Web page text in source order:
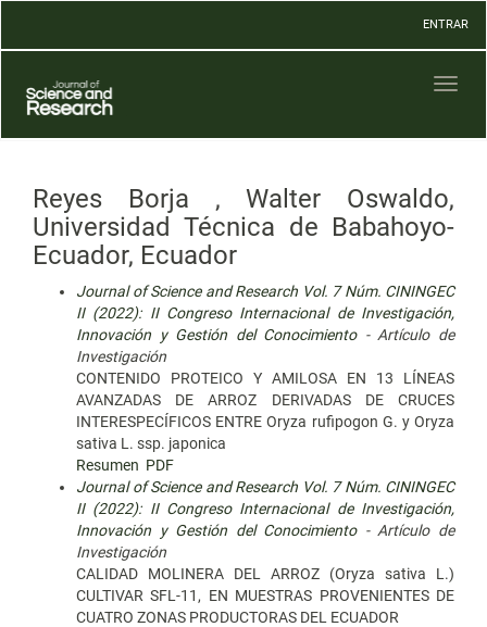
Contenido
Barra
lateral
ENTRAR
Reyes Borja , Walter Oswaldo,
Universidad Técnica de Babahoyo-
Ecuador, Ecuador
Journal of Science and Research Vol. 7 Núm. CININGEC
II (2022): II Congreso Internacional de Investigación,
Innovación y Gestión del Conocimiento- Artículo de
Investigación
CONTENIDO PROTEICO Y AMILOSA EN 13 LÍNEAS
AVANZADAS DE ARROZ DERIVADAS DE CRUCES
INTERESPECÍFICOS ENTRE Oryza rufipogon G. y Oryza
sativa L. ssp. japonica
Resumen PDF
Journal of Science and Research Vol. 7 Núm. CININGEC
II (2022): II Congreso Internacional de Investigación,
Innovación y Gestión del Conocimiento- Artículo de
Investigación
CALIDAD MOLINERA DEL ARROZ (Oryza sativa L.)
CULTIVAR SFL-11, EN MUESTRAS PROVENIENTES DE
CUATRO ZONAS PRODUCTORAS DEL ECUADOR